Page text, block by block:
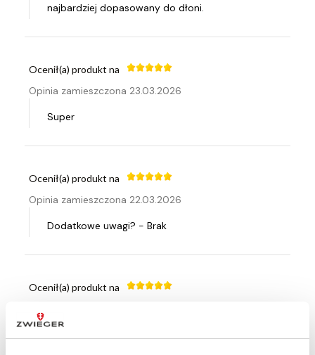
najbardziej dopasowany do dłoni.
Ocenił(a) produkt na
Opinia zamieszczona 23.03.2026
Super
Ocenił(a) produkt na
Opinia zamieszczona 22.03.2026
Dodatkowe uwagi? - Brak
Ocenił(a) produkt na